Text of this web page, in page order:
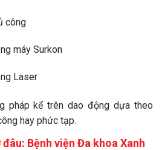
công
máy Surkon
Laser
pháp kể trên dao động dựa theo
hay phức tạp.
Bệnh viện Đa khoa Xanh